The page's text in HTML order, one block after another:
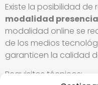
Existe la posibilidad
modalidad
modalidad online se
de los medios
garanticen la calidad
Requisitos técnicos: